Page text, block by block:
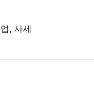
, 사세